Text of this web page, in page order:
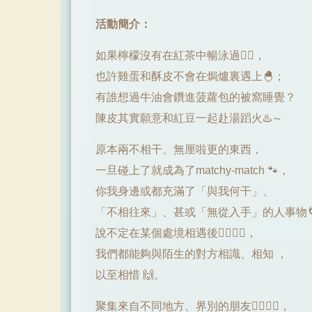
活動簡介：
如果檸檬沒有在紅茶中暢泳過🏊‍♂️，
也許雞蛋和酥皮不會在焗爐裏遇上🐣；
有誰想過牛油會鑽進菠蘿包的被窩睡覺？
陳皮其實願意和紅豆一起赴湯蹈火♨️～
原本兩不相干、無厘啦更的東西，
一旦碰上了就成為了matchy-match 🐾，
你我身邊或都充滿了「與我何干」、
「不相往來」、甚或「無從入手」的人事物
說不定在某個處境相遇後🏃‍♂️🏃‍♀️，
我們都能夠與陌生的對方相識、相知 ，
以至相惜 🙌。
聚集來自不同地方、界別的朋友🙆‍♂️🙆‍♀️，